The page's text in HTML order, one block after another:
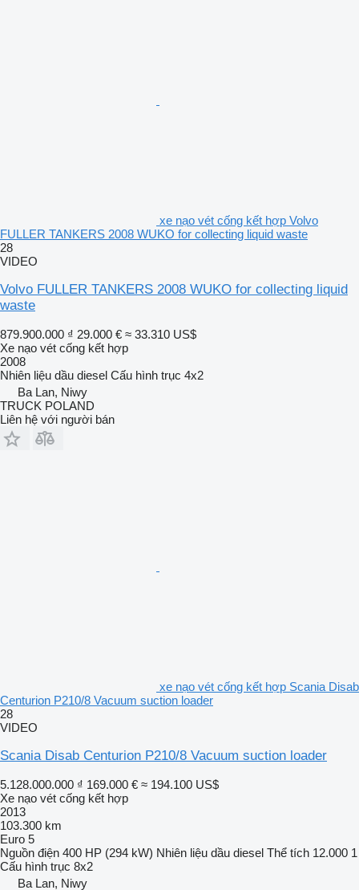
xe nạo vét cống kết hợp Volvo
FULLER TANKERS 2008 WUKO for collecting liquid waste
28
VIDEO
Volvo FULLER TANKERS 2008 WUKO for collecting liquid
waste
879.900.000 ₫ 29.000 € ≈ 33.310 US$
Xe nạo vét cống kết hợp
2008
Nhiên liệu dầu diesel Cấu hình trục 4x2
Ba Lan, Niwy
TRUCK POLAND
Liên hệ với người bán
xe nạo vét cống kết hợp Scania Disab
Centurion P210/8 Vacuum suction loader
28
VIDEO
Scania Disab Centurion P210/8 Vacuum suction loader
5.128.000.000 ₫ 169.000 € ≈ 194.100 US$
Xe nạo vét cống kết hợp
2013
103.300 km
Euro 5
Nguồn điện 400 HP (294 kW) Nhiên liệu dầu diesel Thể tích 12.000 1
Cấu hình trục 8x2
Ba Lan, Niwy